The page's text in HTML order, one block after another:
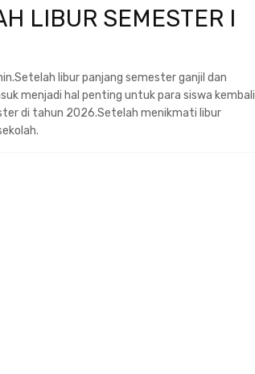
LIBUR SEMESTER I
libur panjang semester ganjil dan
menjadi hal penting untuk para siswa kembali
di tahun 2026.Setelah menikmati libur